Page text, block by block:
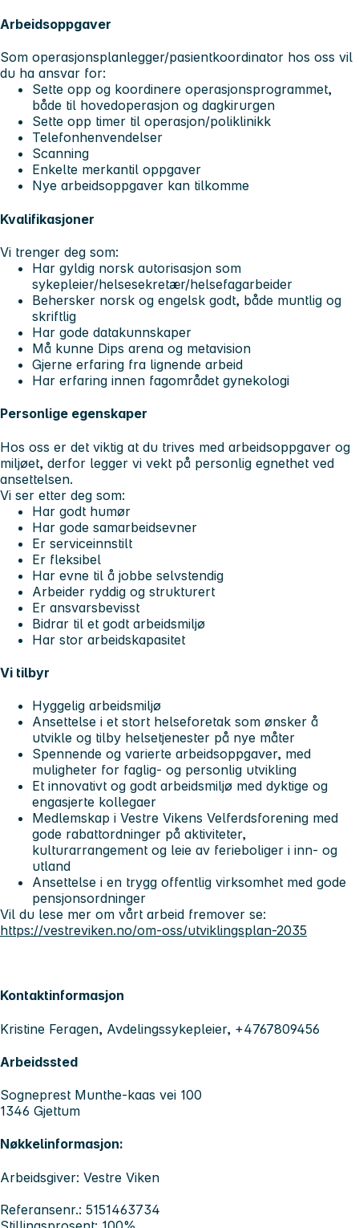
Arbeidsoppgaver
Som operasjonsplanlegger/pasientkoordinator hos oss vil
du ha ansvar for:
Sette opp og koordinere operasjonsprogrammet,
både til hovedoperasjon og dagkirurgen
Sette opp timer til operasjon/poliklinikk
Telefonhenvendelser
Scanning
Enkelte merkantil oppgaver
Nye arbeidsoppgaver kan tilkomme
Kvalifikasjoner
Vi trenger deg som:
Har gyldig norsk autorisasjon som
sykepleier/helsesekretær/helsefagarbeider
Behersker norsk og engelsk godt, både muntlig og
skriftlig
Har gode datakunnskaper
Må kunne Dips arena og metavision
Gjerne erfaring fra lignende arbeid
Har erfaring innen fagområdet gynekologi
Personlige egenskaper
Hos oss er det viktig at du trives med arbeidsoppgaver og
miljøet, derfor legger vi vekt på personlig egnethet ved
ansettelsen.
Vi ser etter deg som:
Har godt humør
Har gode samarbeidsevner
Er serviceinnstilt
Er fleksibel
Har evne til å jobbe selvstendig
Arbeider ryddig og strukturert
Er ansvarsbevisst
Bidrar til et godt arbeidsmiljø
Har stor arbeidskapasitet
Vi tilbyr
Hyggelig arbeidsmiljø
Ansettelse i et stort helseforetak som ønsker å
utvikle og tilby helsetjenester på nye måter
Spennende og varierte arbeidsoppgaver, med
muligheter for faglig- og personlig utvikling
Et innovativt og godt arbeidsmiljø med dyktige og
engasjerte kollegaer
Medlemskap i Vestre Vikens Velferdsforening med
gode rabattordninger på aktiviteter,
kulturarrangement og leie av ferieboliger i inn- og
utland
Ansettelse i en trygg offentlig virksomhet med gode
pensjonsordninger
Vil du lese mer om vårt arbeid fremover se:
https://vestreviken.no/om-oss/utviklingsplan-2035
Kontaktinformasjon
Kristine Feragen, Avdelingssykepleier, +4767809456
Arbeidssted
Sogneprest Munthe-kaas vei 100
1346 Gjettum
Nøkkelinformasjon:
Arbeidsgiver: Vestre Viken
Referansenr.: 5151463734